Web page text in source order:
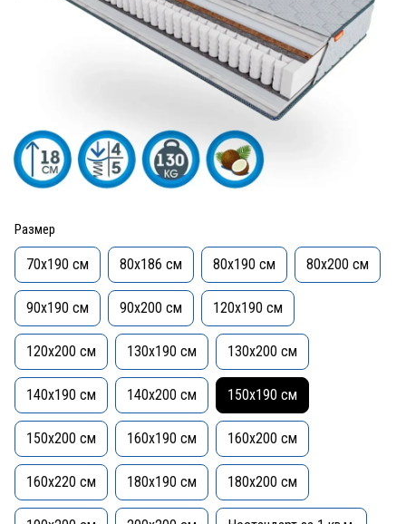
Размер
70x190 см 80x186 см 80x190 см 80x200 см
90x190 см 90x200 см 120x190 см
120x200 см 130х190 см 130x200 см
140x190 см 140x200 см 150x190 см
150x200 см 160x190 см 160x200 см
160x220 см 180x190 см 180x200 см